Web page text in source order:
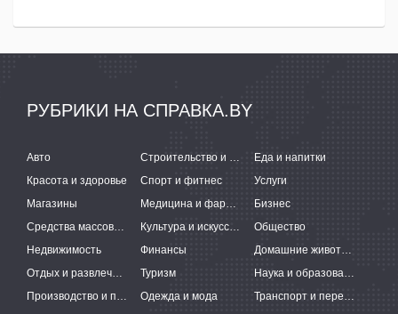
РУБРИКИ НА СПРАВКА.BY
Авто Строительство и ремонт
Еда и напитки
Красота и здоровье
Спорт и фитнес
Услуги
Магазины
Медицина и фармацевтика
Бизнес
Средства массовой информации
Культура и искусство
Общество
Недвижимость
Финансы
Домашние животные
Отдых и развлечения
Туризм
Наука и образование
Производство и поставки
Одежда и мода
Транспорт и перевозки